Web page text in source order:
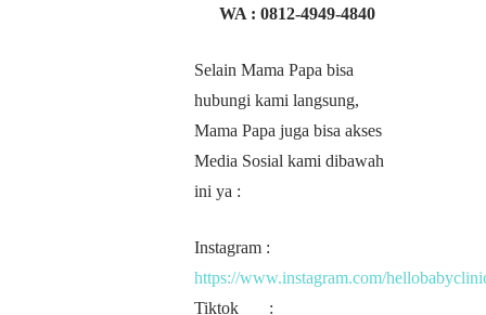
WA : 0812-4949-4840
Selain Mama Papa bisa
hubungi kami langsung,
Mama Papa juga bisa akses
Media Sosial kami dibawah
ini ya :
Instagram :
https://www.instagram.com/
Tiktok :